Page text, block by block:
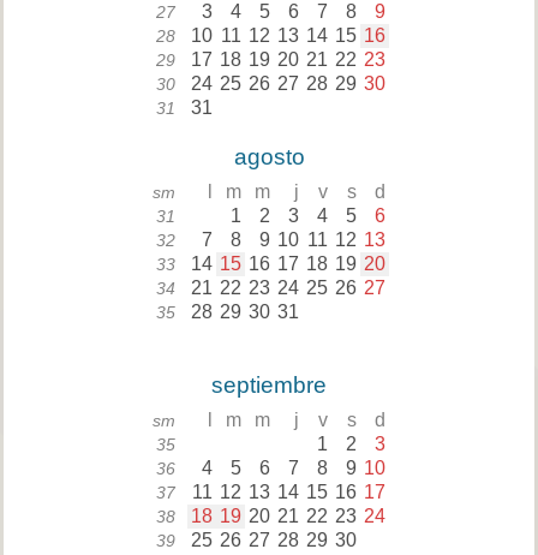
27 3 4 5 6 7 8 9
28 10 11 12 13 14 15 16
29 17 18 19 20 21 22 23
30 24 25 26 27 28 29 30
31 31
agosto
sm m m j v s d
31 1 2 3 4 5 6
32 7 8 9 10 11 12 13
33 14 15 16 17 18 19 20
34 21 22 23 24 25 26 27
35 28 29 30 31
septiembre
sm m m j v s d
35 1 2 3
36 4 5 6 7 8 9 10
37 11 12 13 14 15 16 17
38 18 19 20 21 22 23 24
39 25 26 27 28 29 30